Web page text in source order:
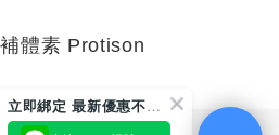
體素 Protison
立
即綁定 最新優惠不漏接